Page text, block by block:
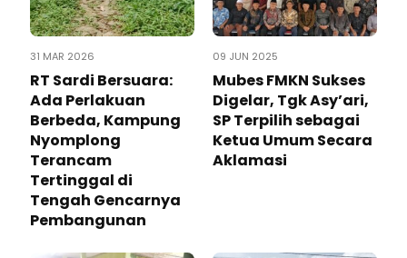
31 MAR 2026
RT Sardi Bersuara:
Ada Perlakuan
Berbeda, Kampung
Nyomplong
Terancam
Tertinggal di
Tengah Gencarnya
Pembangunan
09 JUN 2025
Mubes FMKN Sukses
Digelar, Tgk Asy’ari,
SP Terpilih sebagai
Ketua Umum Secara
Aklamasi